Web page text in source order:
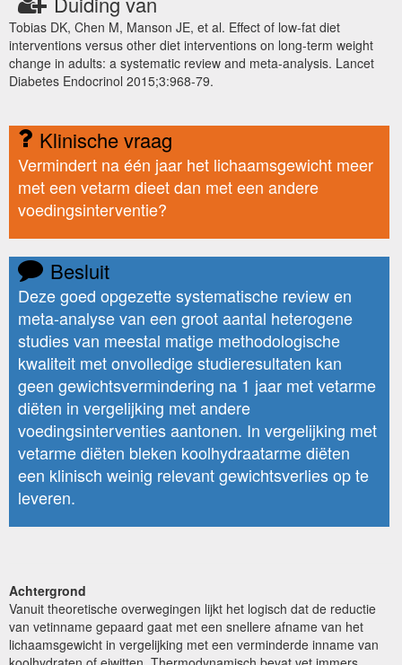
Tobias DK, Chen M, Manson JE, et al. Effect of low-fat diet
interventions versus other diet interventions on long-term weight
change in adults: a systematic review and meta-analysis. Lancet
Diabetes Endocrinol 2015;3:968-79.
Klinische vraag
Vermindert na één jaar het lichaamsgewicht meer
met een vetarm dieet dan met een andere
voedingsinterventie?
Besluit
Deze goed opgezette systematische review en
meta-analyse van een groot aantal heterogene
studies van meestal matige methodologische
kwaliteit met onvolledige studieresultaten kan
geen gewichtsvermindering na 1 jaar met vetarme
diëten in vergelijking met andere
voedingsinterventies aantonen. In vergelijking met
vetarme diëten bleken koolhydraatarme diëten
een klinisch weinig relevant gewichtsverlies op te
leveren.
Achtergrond
Vanuit theoretische overwegingen lijkt het logisch dat de reductie
van vetinname gepaard gaat met een snellere afname van het
lichaamsgewicht in vergelijking met een verminderde inname van